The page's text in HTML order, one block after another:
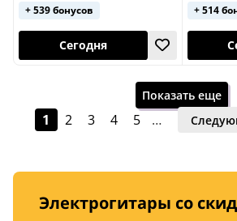
Сегодня
+ 539 бонусов + 514
Показать еще
1 2 3 4 5 …
Электрогитары со